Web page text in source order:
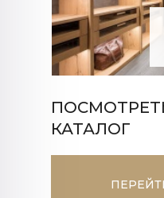
КАТАЛОГ